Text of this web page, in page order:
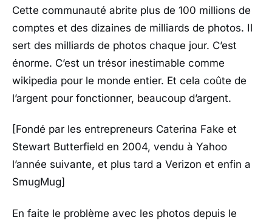
Cette communauté abrite plus de 100 millions de
comptes et des dizaines de milliards de photos. Il
sert des milliards de photos chaque jour. C’est
énorme. C’est un trésor inestimable comme
wikipedia pour le monde entier. Et cela coûte de
l’argent pour fonctionner, beaucoup d’argent.
[Fondé par les entrepreneurs Caterina Fake et
Stewart Butterfield en 2004, vendu à Yahoo
l’année suivante, et plus tard a Verizon et enfin a
SmugMug]
En faite le problème avec les photos depuis le